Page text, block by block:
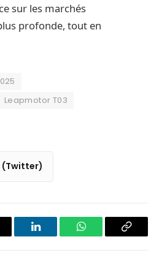
sur les marchés
profonde, tout en
Leapmotor T03
(Twitter)
LinkedIn WhatsAppCopier